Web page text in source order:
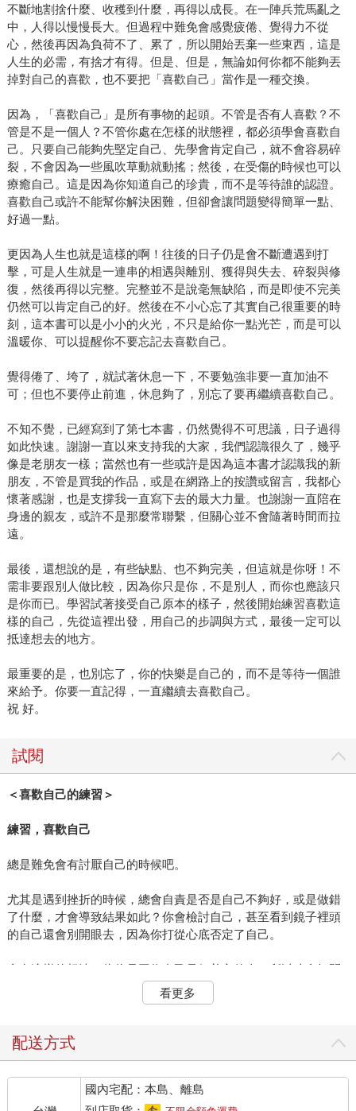
不斷地割捨什麼、收穫到什麼，再得以成長。在一陣兵荒馬亂之
中，人得以慢慢長大。但過程中難免會感覺疲倦、覺得力不從
心，然後再因為負荷不了、累了，所以開始丟棄一些東西，這是
人生的必需，有捨才有得。但是、但是，無論如何你都不能夠丟
掉對自己的喜歡，也不要把「喜歡自己」當作是一種交換。
因為，「喜歡自己」是所有事物的起頭。不管是否有人喜歡？不
管是不是一個人？不管你處在怎樣的狀態裡，都必須學會喜歡自
己。只要自己能夠先堅定自己、先學會肯定自己，就不會容易碎
裂，不會因為一些風吹草動就動搖；然後，在受傷的時候也可以
療癒自己。這是因為你知道自己的珍貴，而不是等待誰的認證。
喜歡自己或許不能幫你解決困難，但卻會讓問題變得簡單一點、
好過一點。
更因為人生也就是這樣的啊！往後的日子仍是會不斷遭遇到打
擊，可是人生就是一連串的相遇與離別、獲得與失去、碎裂與修
復，然後再得以完整。完整並不是說毫無缺陷，而是即使不完美
仍然可以肯定自己的好。然後在不小心忘了其實自己很重要的時
刻，這本書可以是小小的火光，不只是給你一點光芒，而是可以
溫暖你、可以提醒你不要忘記去喜歡自己。
覺得倦了、垮了，就試著休息一下，不要勉強非要一直加油不
可；但也不要停止前進，休息夠了，別忘了要再繼續喜歡自己。
不知不覺，已經寫到了第七本書，仍然覺得不可思議，日子過得
如此快速。謝謝一直以來支持我的大家，我們認識很久了，幾乎
像是老朋友一樣；當然也有一些或許是因為這本書才認識我的新
朋友，不管是買我的作品，或是在網路上的按讚或留言，我都心
懷著感謝，也是支撐我一直寫下去的最大力量。也謝謝一直陪在
身邊的親友，或許不是那麼常聯繫，但關心並不會隨著時間而拉
遠。
最後，還想說的是，有些缺點、也不夠完美，但這就是你呀！不
需非要跟別人做比較，因為你只是你，不是別人，而你也應該只
是你而已。學習試著接受自己原本的樣子，然後開始練習喜歡這
樣的自己，先從這裡出發，用自己的步調與方式，最後一定可以
抵達想去的地方。
最重要的是，也別忘了，你的快樂是自己的，而不是等待一個誰
來給予。你要一直記得，一直繼續去喜歡自己。
祝 好。
試閱
＜喜歡自己的練習＞
練習，喜歡自己
總是難免會有討厭自己的時候吧。
尤其是遇到挫折的時候，總會自責是否是自己不夠好，或是做錯
了什麼，才會導致結果如此？你會檢討自己，甚至看到鏡子裡頭
的自己還會別開眼去，因為你打從心底否定了自己。
會有這樣的想法，往往是因為自己是個善良的人，所以才會把問
題往身上攬；善良是好的，它會讓你的人生變得柔軟，溫柔待
人，這些都是優點，但若只是一味地放大了自己的缺點，就會把
擁有了優點。
看更多
配送方式
國內宅配：本島、離島